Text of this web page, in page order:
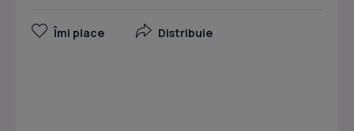
Îmi place Distribuie